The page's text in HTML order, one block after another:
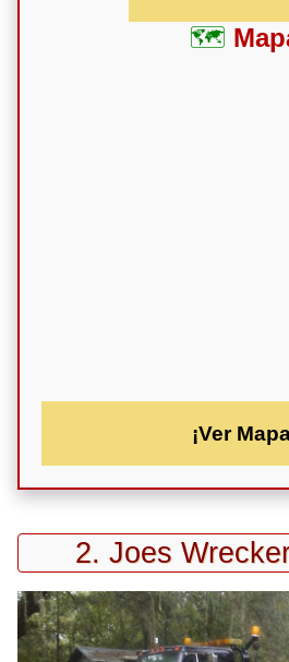
¡Ver
2. Joes